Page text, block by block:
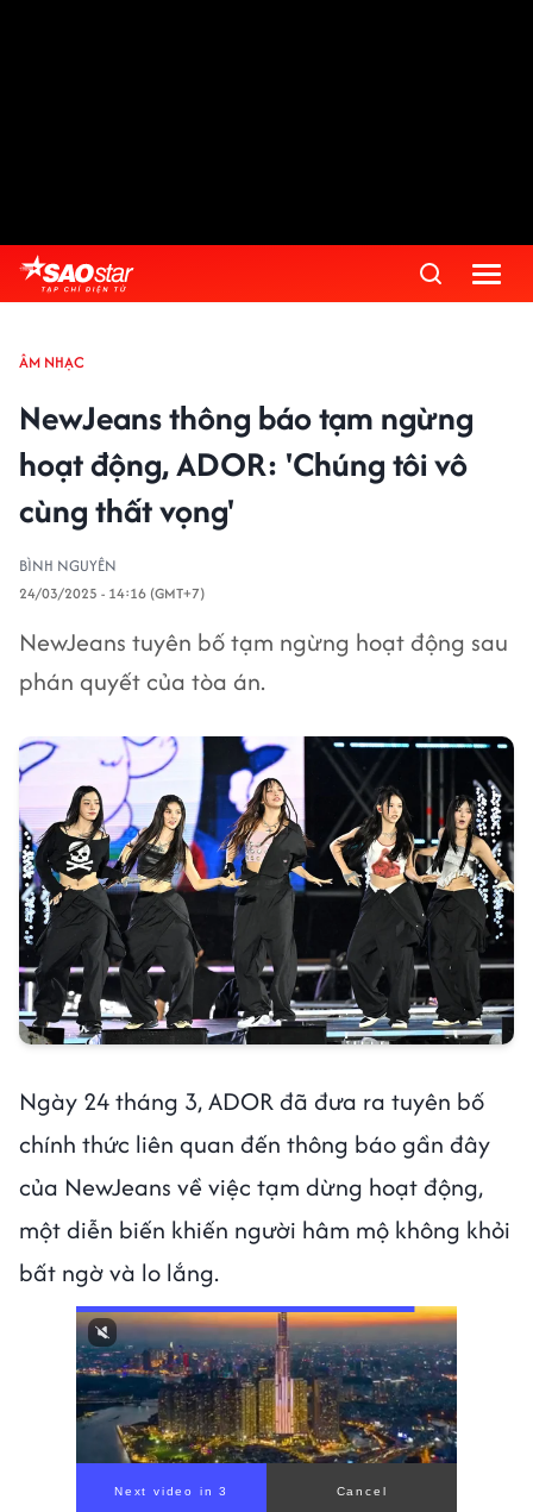
ÂM NHẠC
NewJeans thông báo tạm ngừng
hoạt động, ADOR: 'Chúng tôi vô
cùng thất vọng'
BÌNH NGUYÊN
24/03/2025 - 14:16 (GMT+7)
NewJeans tuyên bố tạm ngừng hoạt động sau
phán quyết của tòa án.
Ngày 24 tháng 3, ADOR đã đưa ra tuyên bố
chính thức liên quan đến thông báo gần đây
của NewJeans về việc tạm dừng hoạt động,
một diễn biến khiến người hâm mộ không khỏi
bất ngờ và lo lắng.
00:00/ 00:56